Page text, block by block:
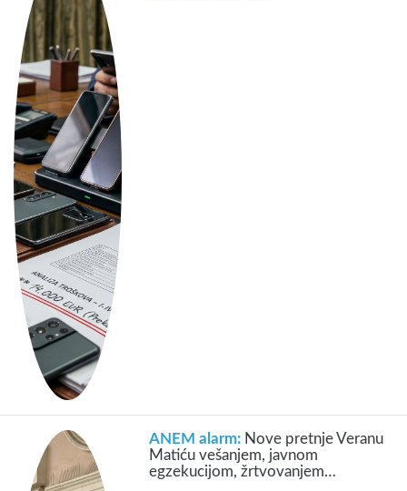
ANEM alarm: Nove pretnje Veranu
Matiću vešanjem, javnom
egzekucijom, žrtvovanjem…